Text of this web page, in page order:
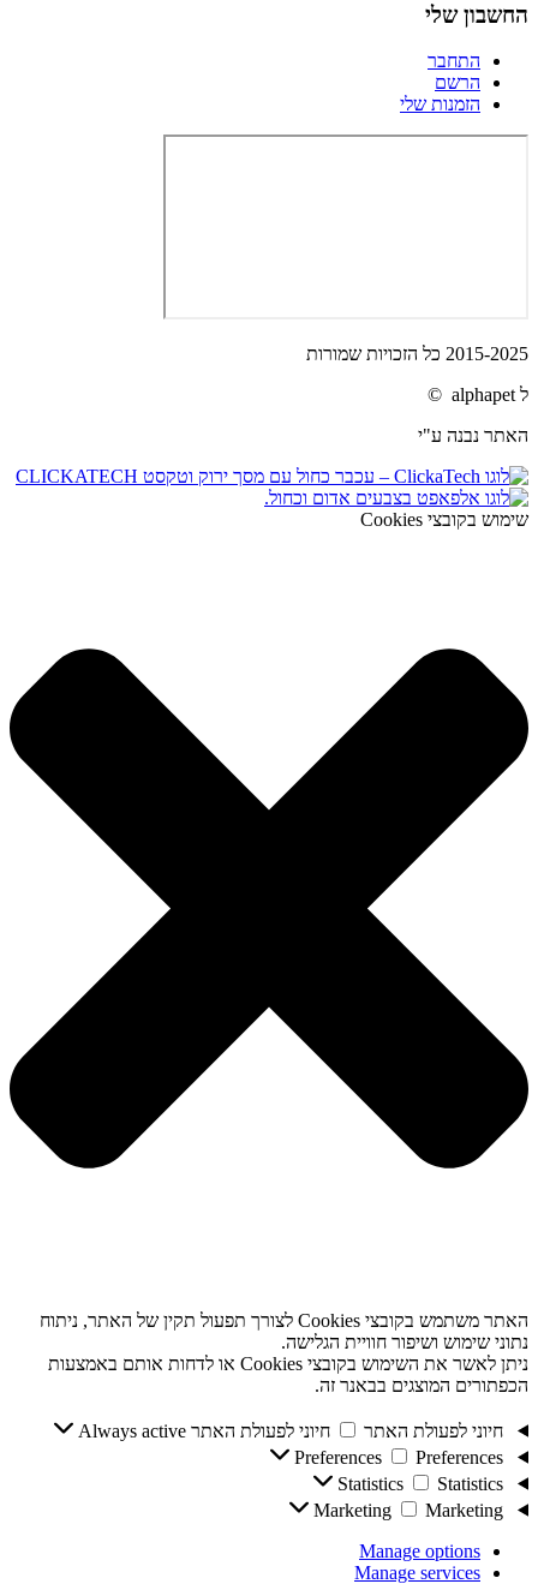
החשבון שלי
התחבר
הרשם
הזמנות שלי
2015-2025 כל הזכויות שמורות
ל alphapet ©
האתר נבנה ע"י
שימוש בקובצי Cookies
האתר משתמש בקובצי Cookies לצורך תפעול תקין של האתר, ניתוח
נתוני שימוש ושיפור חוויית הגלישה.
ניתן לאשר את השימוש בקובצי Cookies או לדחות אותם באמצעות
הכפתורים המוצגים בבאנר זה.
חיוני לפעולת האתר חיוני לפעולת האתר Always active
Preferences
Preferences
Statistics
Statistics
Marketing
Marketing
Manage options
Manage services